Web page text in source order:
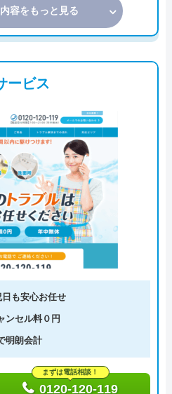
容をもっと見る
ービス
も安心お任せ
ンセル料０円
明朗会計
まずは電話相談！
0120-120-119